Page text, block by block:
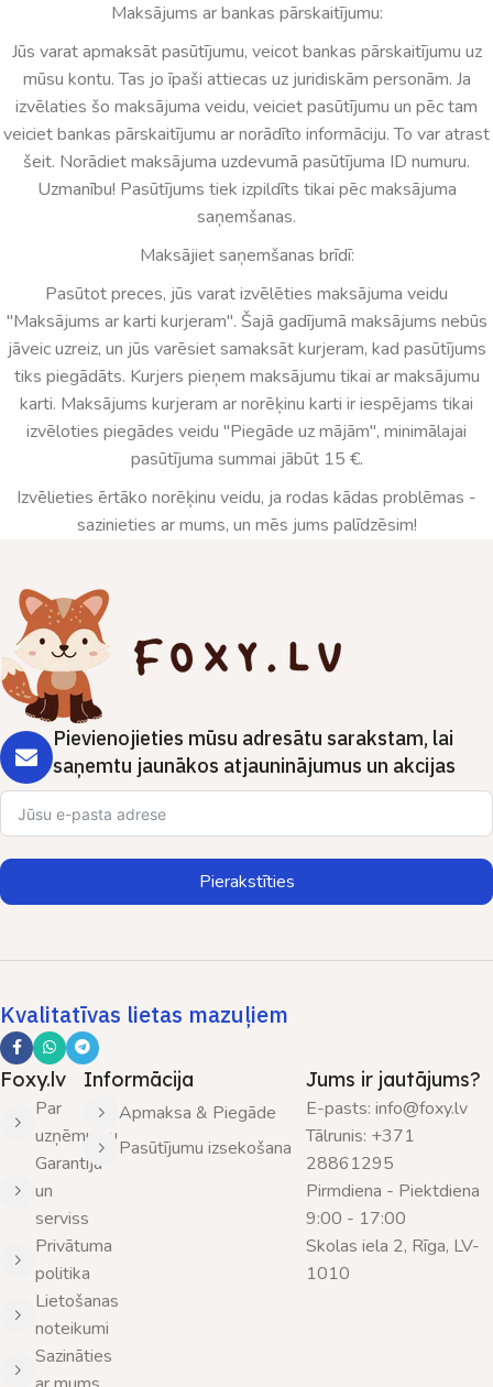
Maksājums ar bankas pārskaitījumu:
Jūs varat apmaksāt pasūtījumu, veicot bankas pārskaitījumu uz
mūsu kontu. Tas jo īpaši attiecas uz juridiskām personām. Ja
izvēlaties šo maksājuma veidu, veiciet pasūtījumu un pēc tam
veiciet bankas pārskaitījumu ar norādīto informāciju. To var atrast
šeit. Norādiet maksājuma uzdevumā pasūtījuma ID numuru.
Uzmanību! Pasūtījums tiek izpildīts tikai pēc maksājuma
saņemšanas.
Maksājiet saņemšanas brīdī:
Pasūtot preces, jūs varat izvēlēties maksājuma veidu
"Maksājums ar karti kurjeram". Šajā gadījumā maksājums nebūs
jāveic uzreiz, un jūs varēsiet samaksāt kurjeram, kad pasūtījums
tiks piegādāts. Kurjers pieņem maksājumu tikai ar maksājumu
karti. Maksājums kurjeram ar norēķinu karti ir iespējams tikai
izvēloties piegādes veidu "Piegāde uz mājām", minimālajai
pasūtījuma summai jābūt 15 €.
Izvēlieties ērtāko norēķinu veidu, ja rodas kādas problēmas -
sazinieties ar mums, un mēs jums palīdzēsim!
Pievienojieties mūsu adresātu sarakstam, lai
saņemtu jaunākos atjauninājumus un akcijas
Pierakstīties
Kvalitatīvas lietas mazuļiem
Foxy.lv
Par
uzņēmumu
Garantija
un
serviss
Privātuma
politika
Lietošanas
noteikumi
Sazināties
Informācija
Apmaksa & Piegāde
Pasūtījumu izsekošana
Jums ir jautājums?
E-pasts: info@foxy.lv
Tālrunis: +371
28861295
Pirmdiena - Piektdiena
9:00 - 17:00
Skolas iela 2, Rīga, LV-
1010